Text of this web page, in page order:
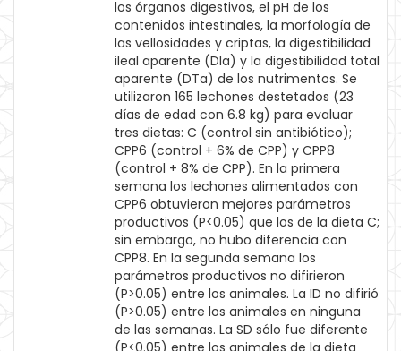
los órganos digestivos, el pH de los
contenidos intestinales, la morfología de
las vellosidades y criptas, la digestibilidad
ileal aparente (DIa) y la digestibilidad total
aparente (DTa) de los nutrimentos. Se
utilizaron 165 lechones destetados (23
días de edad con 6.8 kg) para evaluar
tres dietas: C (control sin antibiótico);
CPP6 (control + 6% de CPP) y CPP8
(control + 8% de CPP). En la primera
semana los lechones alimentados con
CPP6 obtuvieron mejores parámetros
productivos (P<0.05) que los de la dieta C;
sin embargo, no hubo diferencia con
CPP8. En la segunda semana los
parámetros productivos no difirieron
(P>0.05) entre los animales. La ID no difirió
(P>0.05) entre los animales en ninguna
de las semanas. La SD sólo fue diferente
(P<0.05) entre los animales de la dieta